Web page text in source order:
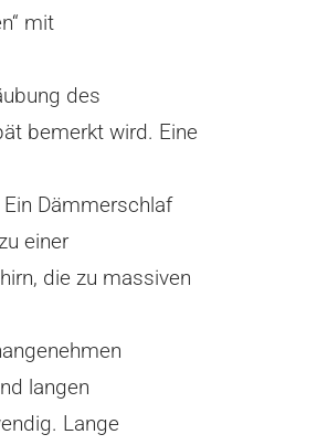
mit
des
bemerkt wird. Eine
Dämmerschlaf
einer
die zu massiven
langen
Lange